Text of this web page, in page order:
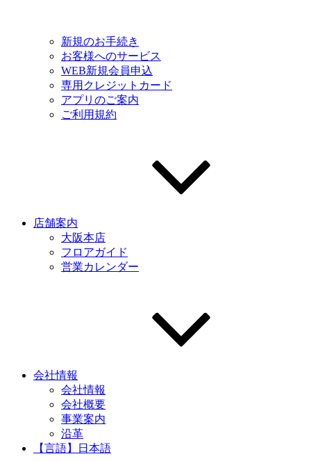
新規のお手続き
お客様へのサービス
WEB新規会員申込
専用クレジットカード
アプリのご案内
ご利用規約
店舗案内
大阪本店
フロアガイド
営業カレンダー
会社情報
会社情報
会社概要
事業案内
沿革
【言語】日本語